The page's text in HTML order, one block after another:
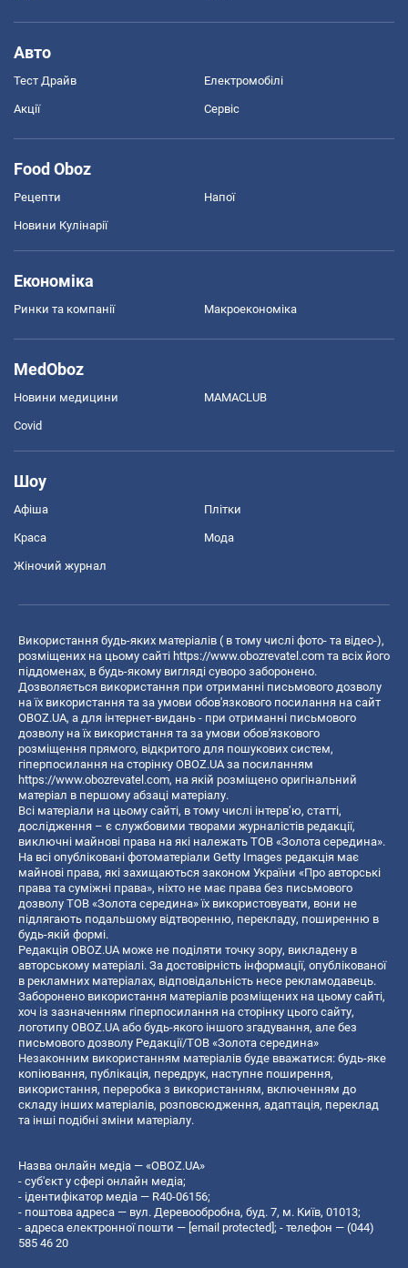
Авто
Тест Драйв Електромобілі
Акції Сервіс
Food Oboz
Рецепти Напої
Новини Кулінарії
Економіка
Ринки та компанії Макроекономіка
MedOboz
Новини медицини MAMACLUB
Covid
Шоу
Афіша Плітки
Краса Мода
Жіночий журнал
Використання будь-яких матеріалів ( в тому числі фото- та відео-),
розміщених на цьому сайті https://www.obozrevatel.com та всіх його
піддоменах, в будь-якому вигляді суворо заборонено.
Дозволяється використання при отриманні письмового дозволу
на їх використання та за умови обов'язкового посилання на сайт
OBOZ.UA, а для інтернет-видань - при отриманні письмового
дозволу на їх використання та за умови обов'язкового
розміщення прямого, відкритого для пошукових систем,
гіперпосилання на сторінку OBOZ.UA за посиланням
https://www.obozrevatel.com, на якій розміщено оригінальний
матеріал в першому абзаці матеріалу.
Всі матеріали на цьому сайті, в тому числі інтерв’ю, статті,
дослідження – є службовими творами журналістів редакції,
виключні майнові права на які належать ТОВ «Золота середина».
На всі опубліковані фотоматеріали Getty Images редакція має
майнові права, які захищаються законом України «Про авторські
права та суміжні права», ніхто не має права без письмового
дозволу ТОВ «Золота середина» їх використовувати, вони не
підлягають подальшому відтворенню, перекладу, поширенню в
будь-якій формі.
Редакція OBOZ.UA може не поділяти точку зору, викладену в
авторському матеріалі. За достовірність інформації, опублікованої
в рекламних матеріалах, відповідальність несе рекламодавець.
Заборонено використання матеріалів розміщених на цьому сайті,
хоч із зазначенням гіперпосилання на сторінку цього сайту,
логотипу OBOZ.UA або будь-якого іншого згадування, але без
письмового дозволу Редакції/ТОВ «Золота середина»
Незаконним використанням матеріалів буде вважатися: будь-яке
копiювання, публiкацiя, передрук, наступне поширення,
використання, переробка з використанням, включенням до
складу інших матеріалів, розповсюдження, адаптація, переклад
та інші подібні зміни матеріалу.
Назва онлайн медіа — «OBOZ.UA»
- суб'єкт у сфері онлайн медіа;
- ідентифікатор медіа — R40-06156;
- поштова адреса — вул. Деревообробна, буд. 7, м. Київ, 01013;
- адреса електронної пошти — [email protected]; - телефон — (044)
585 46 20